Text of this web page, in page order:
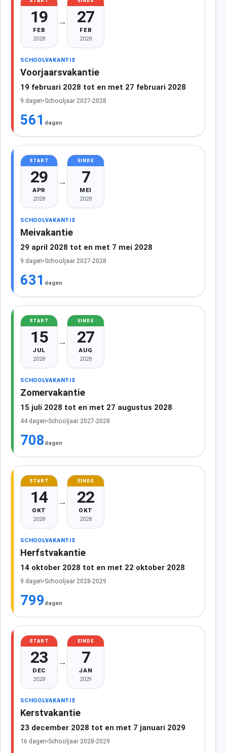
19
FEB
2028
→ 27
FEB
2028
SCHOOLVAKANTIE
Voorjaarsvakantie
19 februari 2028 tot en met 27 februari 2028
9 dagen•Schooljaar 2027-2028
561 dagen
START
29
APR
2028
→
EINDE
7
MEI
2028
SCHOOLVAKANTIE
Meivakantie
29 april 2028 tot en met 7 mei 2028
9 dagen•Schooljaar 2027-2028
631 dagen
START
15
JUL
2028
→
EINDE
27
AUG
2028
SCHOOLVAKANTIE
Zomervakantie
15 juli 2028 tot en met 27 augustus 2028
44 dagen•Schooljaar 2027-2028
708 dagen
START
14
OKT
2028
→
EINDE
22
OKT
2028
SCHOOLVAKANTIE
Herfstvakantie
14 oktober 2028 tot en met 22 oktober 2028
9 dagen•Schooljaar 2028-2029
799 dagen
START
23
DEC
2028
→
EINDE
7
JAN
2029
SCHOOLVAKANTIE
Kerstvakantie
23 december 2028 tot en met 7 januari 2029
16 dagen•Schooljaar 2028-2029